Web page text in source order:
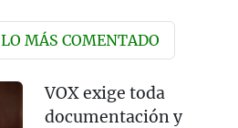
LO MÁS COMENTADO
VOX exige toda
documentación y